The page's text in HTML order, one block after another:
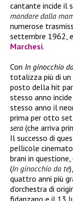
cantante incide il
mandare dalla
numerose
settembre 1962, e
Marchesi.
Con In ginocchio
totalizza più di un
posto della hit
stesso anno incide
stesso anno il
prima per otto
sera (che arriva
Il successo di
pellicole
brani in
(In ginocchio da te
quattro anni più
d’orchestra di
fidanzano e il 13